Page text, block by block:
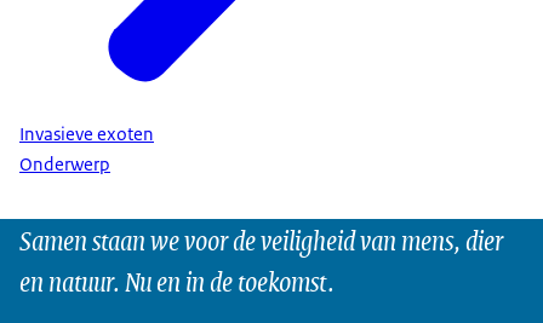
Invasieve exoten
Onderwerp
Samen staan we voor de veiligheid van mens, dier
en natuur. Nu en in de toekomst.